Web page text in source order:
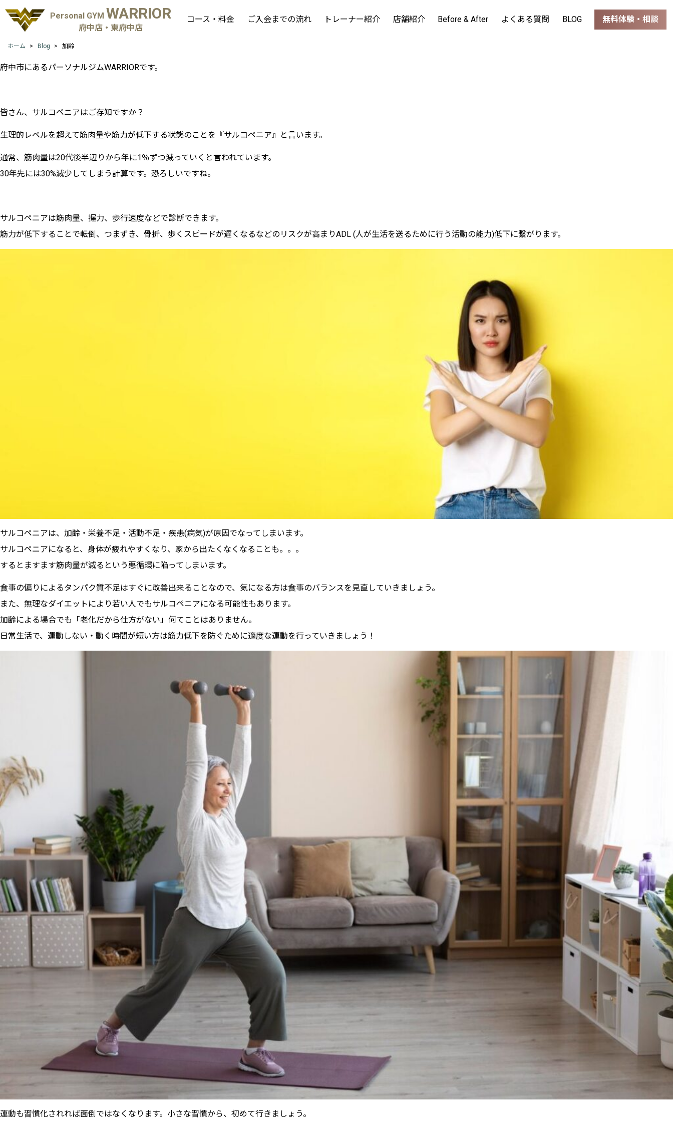
Personal GYM WARRIOR
府中店・東府中店
コース・料金 ご入会までの流れ トレーナー紹介 店舗紹介 Before & After よくある質問 BLOG 無料体験・相談
ホーム Blog 加齢
府中市にあるパーソナルジムWARRIORです。
皆さん、サルコペニアはご存知ですか？
生理的レベルを超えて筋肉量や筋力が低下する状態のことを『サルコペニア』と言います。
通常、筋肉量は20代後半辺りから年に1％ずつ減っていくと言われています。
30年先には30%減少してしまう計算です。恐ろしいですね。
サルコペニアは筋肉量、握力、歩行速度などで診断できます。
筋力が低下することで転倒、つまずき、骨折、歩くスピードが遅くなるなどのリスクが高まりADL (人が生活を送るために行う活動の能力)低下に繋がります。
サルコペニアは、加齢・栄養不足・活動不足・疾患(病気)が原因でなってしまいます。
サルコペニアになると、身体が疲れやすくなり、家から出たくなくなることも。。。
するとますます筋肉量が減るという悪循環に陥ってしまいます。
食事の偏りによるタンパク質不足はすぐに改善出来ることなので、気になる方は食事のバランスを見直していきましょう。
また、無理なダイエットにより若い人でもサルコペニアになる可能性もあります。
加齢による場合でも「老化だから仕方がない」何てことはありません。
日常生活で、運動しない・動く時間が短い方は筋力低下を防ぐために適度な運動を行っていきましょう！
運動も習慣化されれば面倒ではなくなります。小さな習慣から、初めて行きましょう。